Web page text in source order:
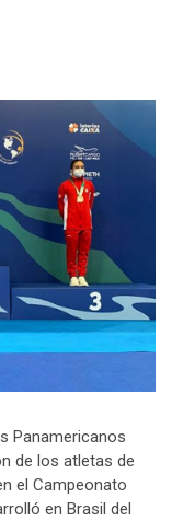
Panamericanos
de los atletas de
el Campeonato
en Brasil del